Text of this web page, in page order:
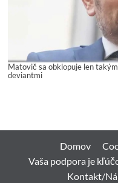
Matovič sa obklopuje len
deviantmi
Domov
Vaša podpora je
Kontakt/